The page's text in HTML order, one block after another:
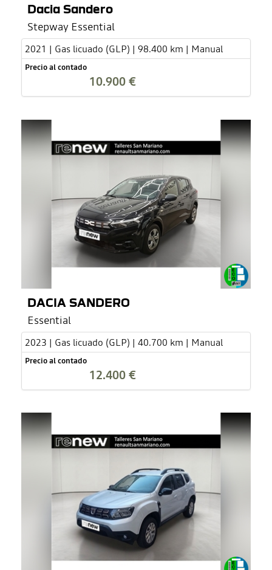
Dacia Sandero
Stepway Essential
2021 | Gas licuado (GLP) | 98.400 km | Manual
Precio al contado
10.900 €
DACIA SANDERO
Essential
2023 | Gas licuado (GLP) | 40.700 km | Manual
Precio al contado
12.400 €